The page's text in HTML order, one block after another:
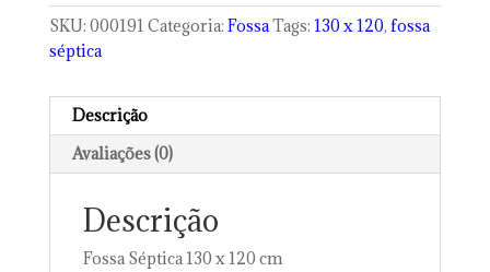
SKU: 000191 Categoria: FossaTags: 130 x 120, fossa
séptica
Descrição
Avaliações (0)
Descrição
Fossa Séptica 130 x 120 cm